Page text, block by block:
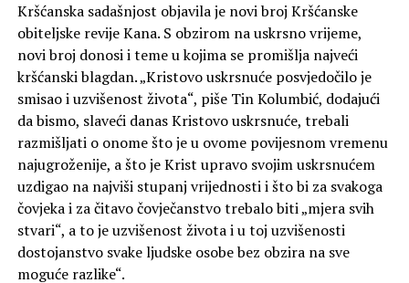
Kršćanska sadašnjost objavila je novi broj Kršćanske
obiteljske revije Kana. S obzirom na uskrsno vrijeme,
novi broj donosi i teme u kojima se promišlja najveći
kršćanski blagdan. „Kristovo uskrsnuće posvjedočilo je
smisao i uzvišenost života“, piše Tin Kolumbić, dodajući
da bismo, slaveći danas Kristovo uskrsnuće, trebali
razmišljati o onome što je u ovome povijesnom vremenu
najugroženije, a što je Krist upravo svojim uskrsnućem
uzdigao na najviši stupanj vrijednosti i što bi za svakoga
čovjeka i za čitavo čovječanstvo trebalo biti „mjera svih
stvari“, a to je uzvišenost života i u toj uzvišenosti
dostojanstvo svake ljudske osobe bez obzira na sve
moguće razlike“.